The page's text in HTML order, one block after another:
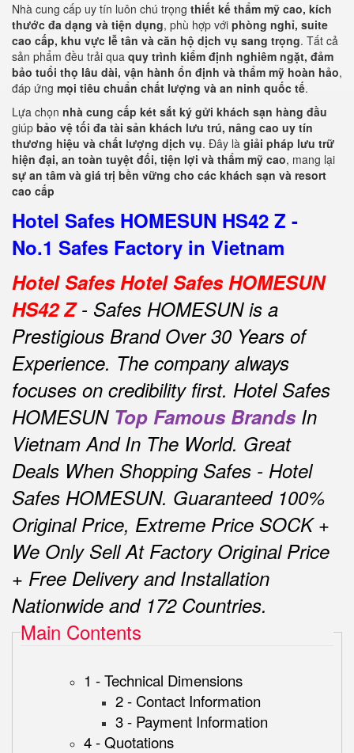
Nhà cung cấp uy tín luôn chú trọng thiết kế thẩm mỹ cao, kích
thước đa dạng và tiện dụng, phù hợp với phòng nghỉ, suite
cao cấp, khu vực lễ tân và căn hộ dịch vụ sang trọng. Tất cả
sản phẩm đều trải qua quy trình kiểm định nghiêm ngặt, đảm
bảo tuổi thọ lâu dài, vận hành ổn định và thẩm mỹ hoàn hảo,
đáp ứng mọi tiêu chuẩn chất lượng và an ninh quốc tế.
Lựa chọn nhà cung cấp két sắt ký gửi khách sạn hàng đầu
giúp bảo vệ tối đa tài sản khách lưu trú, nâng cao uy tín
thương hiệu và chất lượng dịch vụ. Đây là giải pháp lưu trữ
hiện đại, an toàn tuyệt đối, tiện lợi và thẩm mỹ cao, mang lại
sự an tâm và giá trị bền vững cho các khách sạn và resort
cao cấp
Hotel Safes HOMESUN HS42 Z -
No.1 Safes Factory in Vietnam
Hotel Safes Hotel Safes HOMESUN
HS42 Z- Safes HOMESUN is a
Prestigious Brand Over 30 Years of
Experience. The company always
focuses on credibility first. Hotel Safes
HOMESUN Top Famous Brands In
Vietnam And In The World. Great
Deals When Shopping Safes - Hotel
Safes HOMESUN. Guaranteed 100%
Original Price, Extreme Price SOCK +
We Only Sell At Factory Original Price
+ Free Delivery and Installation
Nationwide and 172 Countries.
Main Contents
1 - Technical Dimensions
2 - Contact Information
3 - Payment Information
4 - Quotations